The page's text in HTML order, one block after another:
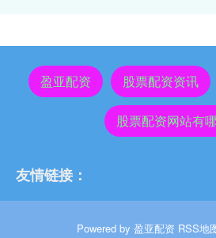
盈亚配资 股票配资资讯
股票配资网站有
友情链接：
Powered by 盈亚配资 RSS地